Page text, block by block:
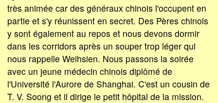
très animée car des généraux chinois l'occupent en
partie et s'y réunissent en secret. Des Pères chinois
y sont également au repos et nous devons dormir
dans les corridors après un souper trop léger qui
nous rappelle Weihsien. Nous passons la soirée
avec un jeune médecin chinois diplômé de
l'Université l'Aurore de Shanghai. C'est un cousin de
T. V. Soong et il dirige le petit hôpital de la mission.